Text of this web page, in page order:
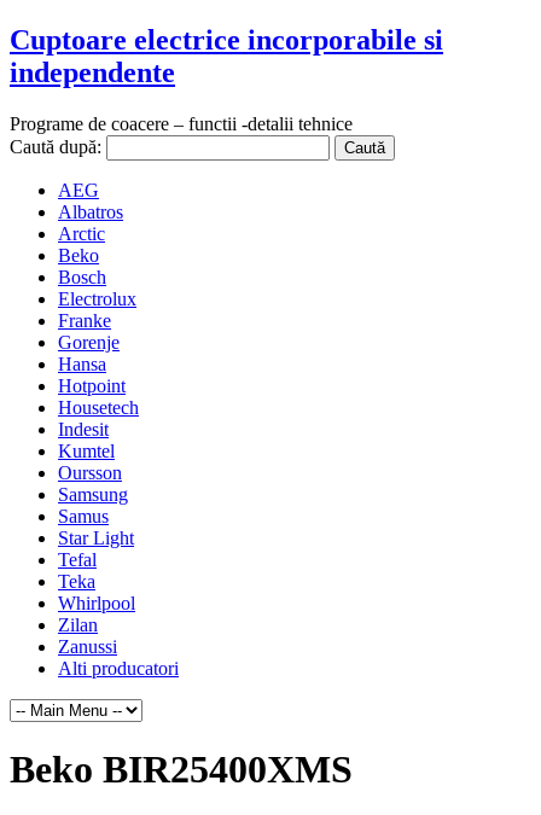
Cuptoare electrice incorporabile si
independente
Programe de coacere – functii -detalii tehnice
Caută după:
AEG
Albatros
Arctic
Beko
Bosch
Electrolux
Franke
Gorenje
Hansa
Hotpoint
Housetech
Indesit
Kumtel
Oursson
Samsung
Samus
Star Light
Tefal
Teka
Whirlpool
Zilan
Zanussi
Alti producatori
Beko BIR25400XMS